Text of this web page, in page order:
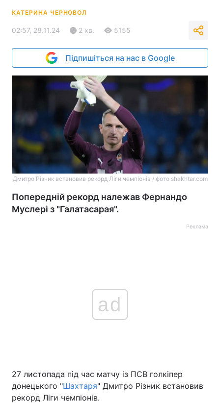
КАТЕРИНА ЧЕРНОВОЛ
02:57, 28.11.24 2 хв. 5155
Підпишіться на нас в Google
Дмитро Різник встановив рекорд Ліги чемпіонів / фото shakhtar.com
Попередній рекорд належав Фернандо
Муслері з "Галатасарая".
Реклама
ad
27 листопада під час матчу із ПСВ голкіпер
донецького "Шахтаря" Дмитро Різник встановив
рекорд Ліги чемпіонів.